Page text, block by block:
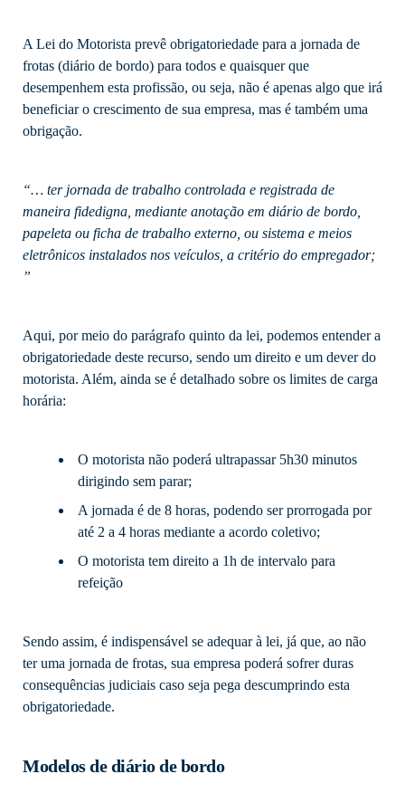
A Lei do Motorista prevê obrigatoriedade para a jornada de
frotas (diário de bordo) para todos e quaisquer que
desempenhem esta profissão, ou seja, não é apenas algo que irá
beneficiar o crescimento de sua empresa, mas é também uma
obrigação.
“… ter jornada de trabalho controlada e registrada de
maneira fidedigna, mediante anotação em diário de bordo,
papeleta ou ficha de trabalho externo, ou sistema e meios
eletrônicos instalados nos veículos, a critério do empregador;
”
Aqui, por meio do parágrafo quinto da lei, podemos entender a
obrigatoriedade deste recurso, sendo um direito e um dever do
motorista. Além, ainda se é detalhado sobre os limites de carga
horária:
O motorista não poderá ultrapassar 5h30 minutos
dirigindo sem parar;
A jornada é de 8 horas, podendo ser prorrogada por
até 2 a 4 horas mediante a acordo coletivo;
O motorista tem direito a 1h de intervalo para
refeição
Sendo assim, é indispensável se adequar à lei, já que, ao não
ter uma jornada de frotas, sua empresa poderá sofrer duras
consequências judiciais caso seja pega descumprindo esta
obrigatoriedade.
Modelos de diário de bordo